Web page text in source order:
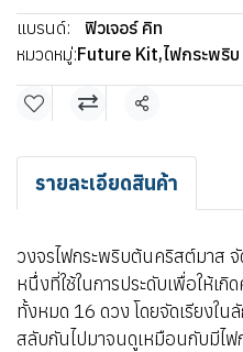
แบรนด์:
ฟิวเจอร์ คิท
หมวดหมู่:Future Kit,ไฟกระพริ
แชร์
รายละเอียดสินค้า
วงจรไฟกระพริบต้นคริสต์มาส
หนึ่งที่ใช้ในการประดับเพื่อให้เกิ
ทั้งหมด 16 ดวง โดยจัดเรียงใ
สลับกันไปมาจนดูเหมือนกับมีไ